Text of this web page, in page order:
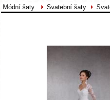
Módní šaty Svatební šaty